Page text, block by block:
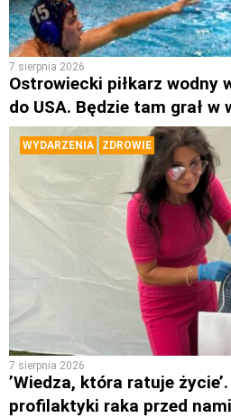
7 sierpnia 2026
Ostrowiecki piłkarz wodny
do USA. Będzie tam grał w
WYDARZENIA ZDROWIE
7 sierpnia 2026
’Wiedza, która ratuje
profilaktyki raka przed nami